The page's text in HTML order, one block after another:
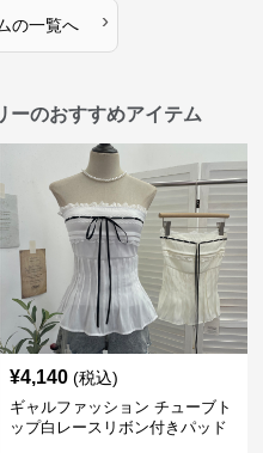
の一覧へ ›
ーのおすすめアイテム
¥4,140 (税込)
ギャルファッション チューブト
ップ白レースリボン付きパッド